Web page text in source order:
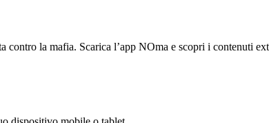
la mafia. Scarica l’app NOma e scopri i contenuti